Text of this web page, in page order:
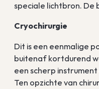
speciale lichtbron. De
Cryochirurgie
Dit is een eenmalige
buitenaf kortdurend
een scherp
Ten opzichte van